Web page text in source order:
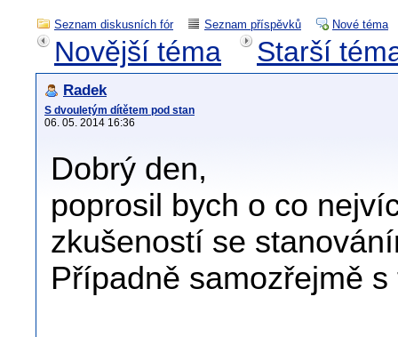
Seznam diskusních fór Seznam příspěvků Nové téma
Novější téma Starší
Radek
S dvouletým dítětem pod stan
06. 05. 2014 16:36
Dobrý den,
poprosil bych o co
zkušeností se
Případně samozřejmě